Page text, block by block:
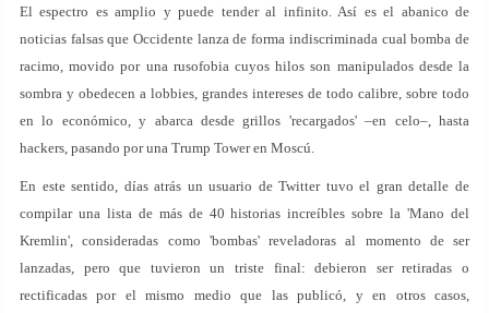
El espectro es amplio y puede tender al infinito. Así es el abanico de
noticias falsas que Occidente lanza de forma indiscriminada cual bomba de
racimo, movido por una rusofobia cuyos hilos son manipulados desde la
sombra y obedecen a lobbies, grandes intereses de todo calibre, sobre todo
en lo económico, y abarca desde grillos 'recargados' –en celo–, hasta
hackers, pasando por una Trump Tower en Moscú.
En este sentido, días atrás un usuario de Twitter tuvo el gran detalle de
compilar una lista de más de 40 historias increíbles sobre la 'Mano del
Kremlin', consideradas como 'bombas' reveladoras al momento de ser
lanzadas, pero que tuvieron un triste final: debieron ser retiradas o
rectificadas por el mismo medio que las publicó, y en otros casos,